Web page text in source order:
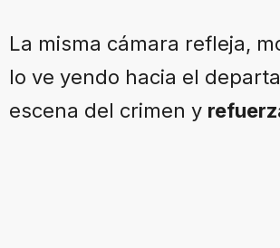
La misma cámara refleja,
lo ve yendo hacia el
escena del crimen y